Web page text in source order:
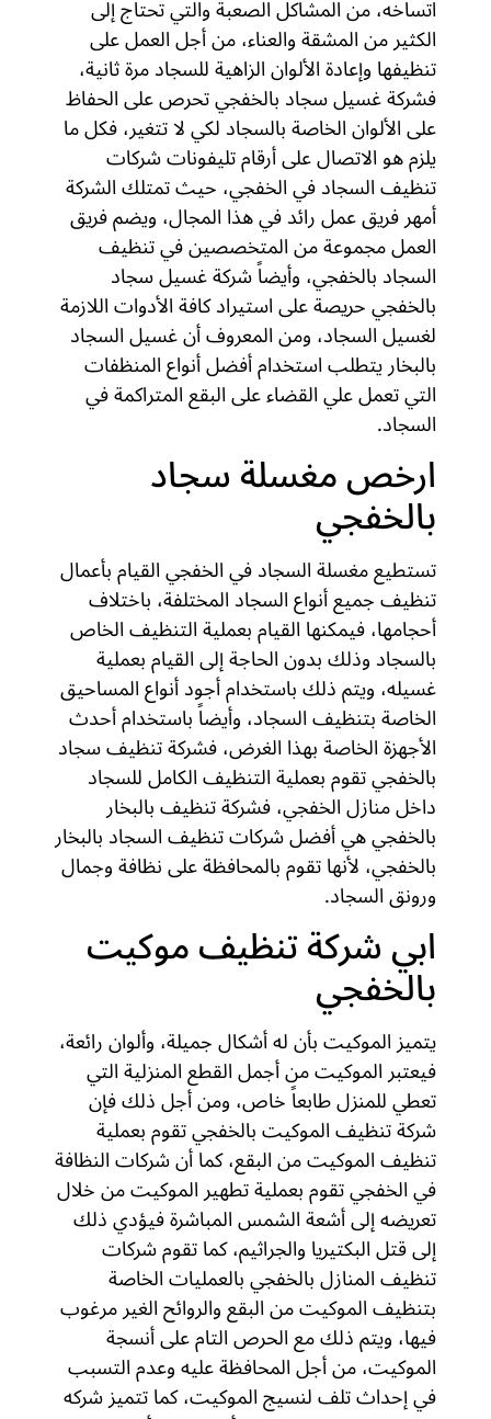
اتساخه، من المشاكل الصعبة والتي تحتاج إلى
الكثير من المشقة والعناء، من أجل العمل على
تنظيفها وإعادة الألوان الزاهية للسجاد مرة ثانية،
فشركة غسيل سجاد بالخفجي تحرص على الحفاظ
على الألوان الخاصة بالسجاد لكي لا تتغير، فكل ما
يلزم هو الاتصال على أرقام تليفونات شركات
تنظيف السجاد في الخفجي، حيث تمتلك الشركة
أمهر فريق عمل رائد في هذا المجال، ويضم فريق
العمل مجموعة من المتخصصين في تنظيف
السجاد بالخفجي، وأيضاً شركة غسيل سجاد
بالخفجي حريصة على استيراد كافة الأدوات اللازمة
لغسيل السجاد، ومن المعروف أن غسيل السجاد
بالبخار يتطلب استخدام أفضل أنواع المنظفات
التي تعمل علي القضاء على البقع المتراكمة في
السجاد.
ارخص مغسلة سجاد
بالخفجي
تستطيع مغسلة السجاد في الخفجي القيام بأعمال
تنظيف جميع أنواع السجاد المختلفة، باختلاف
أحجامها، فيمكنها القيام بعملية التنظيف الخاص
بالسجاد وذلك بدون الحاجة إلى القيام بعملية
غسيله، ويتم ذلك باستخدام أجود أنواع المساحيق
الخاصة بتنظيف السجاد، وأيضاً باستخدام أحدث
الأجهزة الخاصة بهذا الغرض، فشركة تنظيف سجاد
بالخفجي تقوم بعملية التنظيف الكامل للسجاد
داخل منازل الخفجي، فشركة تنظيف بالبخار
بالخفجي هي أفضل شركات تنظيف السجاد بالبخار
بالخفجي، لأنها تقوم بالمحافظة على نظافة وجمال
ورونق السجاد.
ابي شركة تنظيف موكيت
بالخفجي
يتميز الموكيت بأن له أشكال جميلة، وألوان رائعة،
فيعتبر الموكيت من أجمل القطع المنزلية التي
تعطي للمنزل طابعاً خاص، ومن أجل ذلك فإن
شركة تنظيف الموكيت بالخفجي تقوم بعملية
تنظيف الموكيت من البقع، كما أن شركات النظافة
في الخفجي تقوم بعملية تطهير الموكيت من خلال
تعريضه إلى أشعة الشمس المباشرة فيؤدي ذلك
إلى قتل البكتيريا والجراثيم، كما تقوم شركات
تنظيف المنازل بالخفجي بالعمليات الخاصة
بتنظيف الموكيت من البقع والروائح الغير مرغوب
فيها، ويتم ذلك مع الحرص التام على أنسجة
الموكيت، من أجل المحافظة عليه وعدم التسبب
في إحداث تلف لنسيج الموكيت، كما تتميز شركه